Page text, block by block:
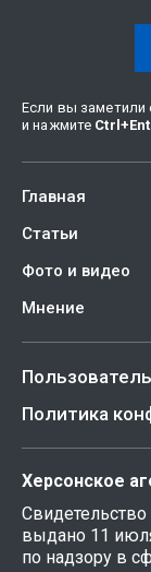
Если вы заметили
и нажмите Ctrl +
Главная
Статьи
Фото и видео
Мнение
Политика
Херсонское
выдано 11
по надзору в